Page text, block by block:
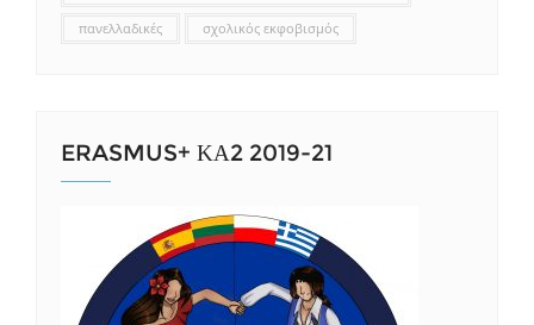
πανελλαδικές σχολικός εκφοβισμός
ERASMUS+ ΚΑ2 2019-21